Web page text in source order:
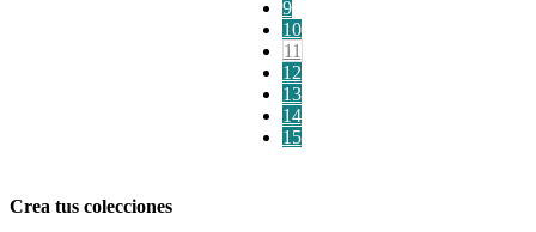
9
10
11
12
13
14
15
Crea tus colecciones